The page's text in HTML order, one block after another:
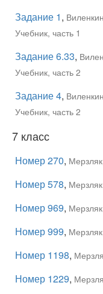
Задание 1,
Учебник, часть 1
Задание 6.33,
Учебник, часть 2
Задание 4,
Учебник, часть 2
7 класс
Номер 270,
Номер 578,
Номер 969,
Номер 999,
Номер 1198,
Номер 1229,